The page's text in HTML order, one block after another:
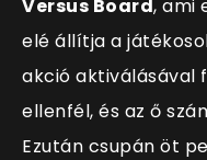
Versus Board, ami
elé állítja a
akció aktiválásával
ellenfél, és az ő
Ezután csupán öt